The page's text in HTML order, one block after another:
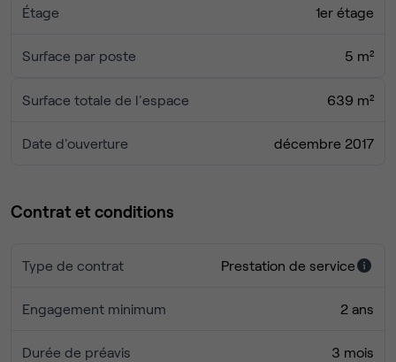
Étage 1er étage
Surface par poste 5 m²
Surface totale de l'espace 639 m²
Date d'ouverture décembre 2017
Contrat et conditions
Type de contrat Prestation de service
Engagement minimum 2 ans
Durée de préavis 3 mois